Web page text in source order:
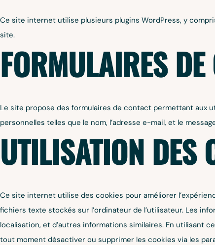
Ce site internet utilise plusieurs plugins WordPress, y
site.
FORMULAIRES DE
Le site propose des formulaires de contact permettant aux
personnelles telles que le nom, l’adresse e-mail, et le
UTILISATION DES
Ce site internet utilise des cookies pour améliorer
fichiers texte stockés sur l’ordinateur de l’utilisateur. Les
localisation, et d’autres informations similaires. En utilisant
tout moment désactiver ou supprimer les cookies via les